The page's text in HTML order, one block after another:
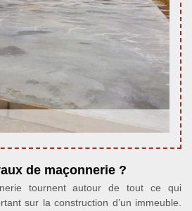
de maçonnerie ?
tournent autour de tout ce qui
sur la construction d’un immeuble.